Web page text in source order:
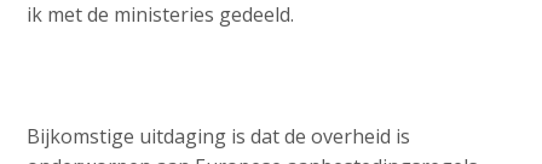
ik met de ministeries gedeeld.
Bijkomstige uitdaging is dat de overheid is